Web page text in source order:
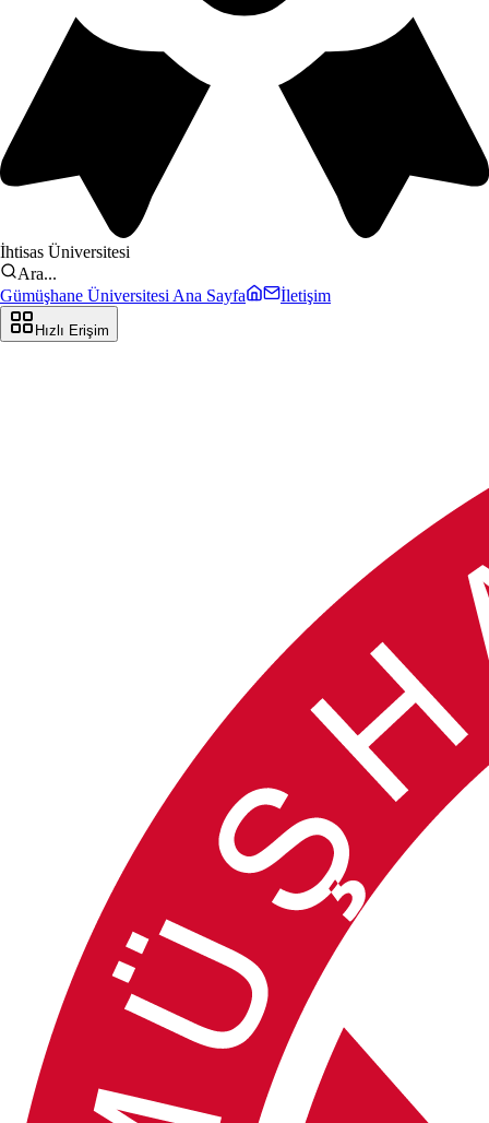
İhtisas Üniversitesi
Ara...
Gümüşhane Üniversitesi Ana Sayfa
İletişim
Hızlı Erişim